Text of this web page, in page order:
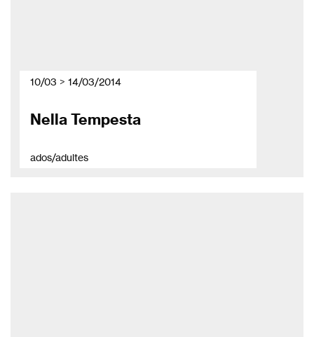
10/03 > 14/03/2014
Nella Tempesta
ados/adultes